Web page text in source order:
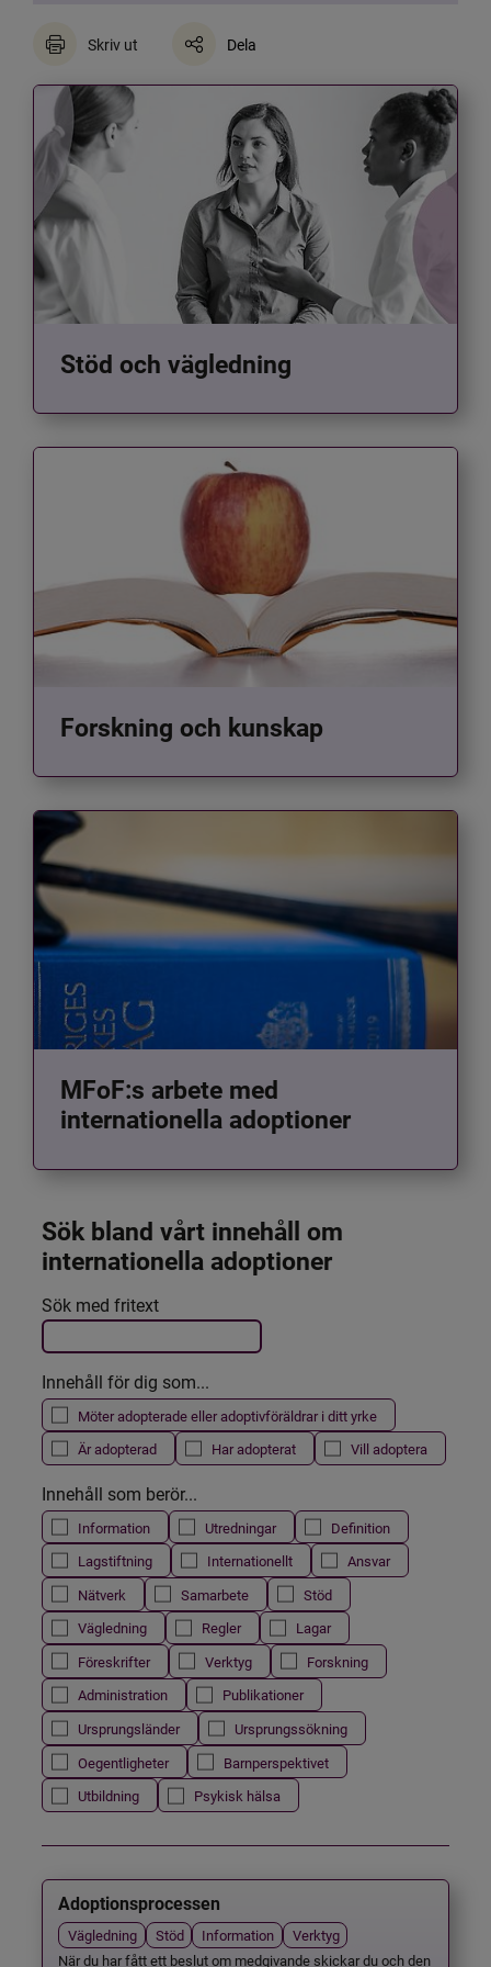
Skriv ut Dela
Stöd och vägledning
Forskning och kunskap
MFoF:s arbete med
internationella adoptioner
Sök bland vårt innehåll om
internationella adoptioner
Filtrera resultatet
Det här formuläret postas automatiskt
Sök med fritext
Innehåll för dig som...
Möter adopterade eller adoptivföräldrar i ditt yrke
Är adopterad
Har adopterat Vill adoptera
Innehåll som berör...
Information Utredningar
Definition
Lagstiftning
Internationellt
Ansvar
Nätverk
Samarbete
Stöd
Vägledning
Regler
Lagar
Föreskrifter
Verktyg
Forskning
Administration
Publikationer
Ursprungsländer
Ursprungssökning
Oegentligheter
Barnperspektivet
Utbildning
Psykisk hälsa
Adoptionsprocessen
Vägledning Stöd Information
Verktyg
När du har fått ett beslut om medgivande skickar du och den